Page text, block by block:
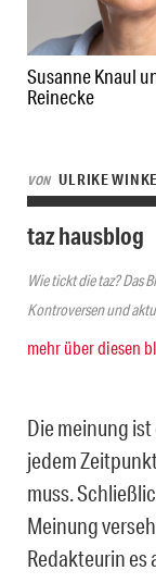
Susanne Knaul
Reinecke
VON ULRIKE
taz hausblog
Wie tickt die taz? Das
Kontroversen und
mehr über diesen
Die meinung ist
jedem
muss.
Meinung
Redakteurin